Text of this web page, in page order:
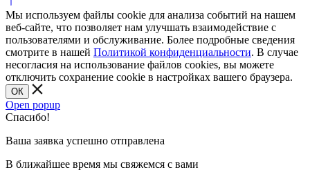
Мы используем файлы cookie для анализа событий на нашем
веб-сайте, что позволяет нам улучшать взаимодействие с
пользователями и обслуживание. Более подробные сведения
смотрите в нашей Политикой конфиденциальности. В случае
несогласия на использование файлов cookies, вы можете
отключить сохранение cookie в настройках вашего браузера.
ОК
Open popup
Спасибо!
Ваша заявка успешно отправлена
В ближайшее время мы свяжемся с вами